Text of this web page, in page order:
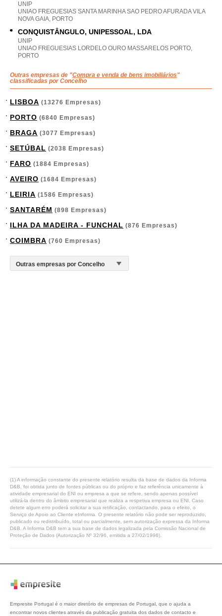
UNIP
UNIAO FREGUESIAS SANTA MARINHA SAO PEDRO AFURADA VILA
NOVA GAIA, PORTO
CONQUISTÂNGULO, UNIPESSOAL, LDA
UNIP
UNIAO FREGUESIAS LORDELO OURO MASSARELOS PORTO,
PORTO
Outras empresas de "Compra e venda de bens imobiliários"
classificadas por Concelho
LISBOA (13276 Empresas)
PORTO (6840 Empresas)
BRAGA (3077 Empresas)
SETÚBAL (2038 Empresas)
FARO (1884 Empresas)
AVEIRO (1684 Empresas)
LEIRIA (1586 Empresas)
SANTARÉM (898 Empresas)
ILHA DA MADEIRA - FUNCHAL (876 Empresas)
COIMBRA (760 Empresas)
(1) A informação constante do presente relatório resulta da base de dados da Informa
D&B, foi obtida junto de fontes públicas ou do próprio e faz referência unicamente à
atividade empresarial do ENI ou empresa a que se refere, sendo apenas possível
utilizá-la dentro do âmbito empresarial que realiza a respetiva empresa ou ENI. Caso
detete algum erro poderá solicitar a sua retificação, contactando, para o efeito, o
Serviço de Apoio ao Cliente eInforma. O presente relatório não pode ser reproduzido,
publicado ou redistribuído, total ou parcialmente, sem autorização expressa da Informa
D&B. A Informa D&B tem a sua base de dados legalizada pela Comissão Nacional de
Proteção de Dados (Autorização Nº 32/96, emitida a 27/02/1996).
Empresite Portugal é o maior diretório de empresas de Portugal, que o ajuda a
encontrar novos clientes através da publicação gratuita dos dados de contacto e